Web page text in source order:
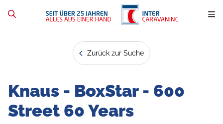
Zurück zur Suche
Knaus - BoxStar - 600
Street 60 Years